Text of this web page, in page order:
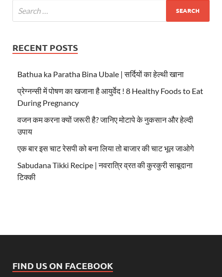
RECENT POSTS
Bathua ka Paratha Bina Ubale | सर्दियों का हेल्थी खाना
प्रेग्नन्सी में पोषण का खजाना है आयुर्वेद ! 8 Healthy Foods to Eat
During Pregnancy
वजन कम करना क्यों जरूरी है? जानिए मोटापे के नुकसान और हेल्दी
उपाय
एक बार इस चाट रेसपी को बना लिया तो बाजार की चाट भूल जाओगे
Sabudana Tikki Recipe | नवरात्रि व्रत की कुरकुरी साबूदाना
टिक्की
FIND US ON FACEBOOK